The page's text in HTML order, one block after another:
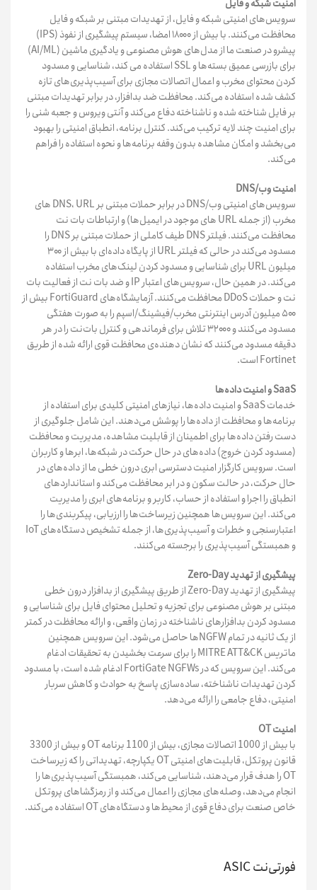
امنیت شبکه و فایل
سرویس‌های امنیتی شبکه و فایل، از تهدیدات مبتنی بر شبکه و فایل
محافظت می‌کنند. با بیش از ۱۸۰۰۰ امضا، سیستم پیشگیری از نفوذ (IPS)
پیشرو در صنعت ما از مدل‌های هوش مصنوعی و یادگیری ماشین (AI/ML)
برای بازرسی عمیق بسته‌ها و SSL استفاده می کند، شناسایی و مسدود
کردن محتوای مخرب و اعمال اتصالات مجازی برای آسیب‌پذیری‌های تازه
کشف شده استفاده می‌کند. محافظت ضد بدافزار، در برابر تهدیدات مبتنی
بر فایل شناخته شده و ناشناخته دفاع می‌کند و آنتی ویروس و جعبه شنی را
برای امنیت چند لایه ترکیب می‌کند. کنترل برنامه، انطباق امنیتی را بهبود
می‌بخشد و امکان مشاهده بدون وقفه برنامه‌ها و نحوه استفاده را فراهم
می‌کند.
امنیت وب/DNS
سرویس‌های امنیتی وب/DNS در برابر حملات مبتنی بر DNS، URL های
مخرب (از جمله URL های موجود در ایمیل‌ها) و ارتباطات بات نت
محافظت می‌کنند. فیلتر DNS طیف کاملی از حملات مبتنی بر DNS را
مسدود می‌کند در حالی که فیلتر URL از پایگاه داده‌ای با بیش از ۳۰۰
میلیون URL برای شناسایی و مسدود کردن لینک‌های مخرب استفاده
می‌کند. در همین حال، سرویس‌های اعتبار IP و ضد بات نت از فعالیت بات
نت و حملات DDoS محافظت می‌کنند. آزمایشگاه‌های FortiGuard بیش از
۵۰۰ میلیون آدرس اینترنتی مخرب/فیشینگ/اسپم را به صورت هفتگی
مسدود می‌کنند و ۳۲۰۰۰ تلاش برای فرماندهی و کنترل بات‌نت را در هر
دقیقه مسدود می‌کنند که نشان دهنده‌ی محافظت قوی ارائه شده از طریق
Fortinet است.
SaaS و امنیت داده‌ها
خدمات SaaS و امنیت داده‌ها، نیازهای امنیتی کلیدی برای استفاده از
برنامه‌ها و محافظت از داده‌ها را پوشش می‌دهند. این شامل جلوگیری از
دست رفتن داده‌ها برای اطمینان از قابلیت مشاهده، مدیریت و محافظت
(مسدود کردن خروج) داده‌های در حال حرکت در شبکه‌ها، ابرها و کاربران
است. سرویس کارگزار امنیت دسترسی ابری درون خطی ما از داده‌های در
حال حرکت، در حالت سکون و در ابر محافظت می‌کند و استانداردهای
انطباق را اجرا و استفاده از حساب، کاربر و برنامه‌های ابری را مدیریت
می‌کند. این سرویس‌ها همچنین زیرساخت‌ها را ارزیابی، پیکربندی‌ها را
اعتبارسنجی و خطرات و آسیب‌پذیری‌ها، از جمله تشخیص دستگاه‌های IoT
و همبستگی آسیب‌پذیری را برجسته می‌کنند.
پیشگیری از تهدید Zero-Day
پیشگیری از تهدید Zero-Day از طریق پیشگیری از بدافزار درون خطی
مبتنی بر هوش مصنوعی برای تجزیه و تحلیل محتوای فایل برای شناسایی و
مسدود کردن بدافزارهای ناشناخته در زمان واقعی، و ارائه محافظت در کمتر
از یک ثانیه در تمام NGFWها حاصل می‌شود. این سرویس همچنین
ماتریس MITRE ATT&CK را برای سرعت بخشیدن به تحقیقات ادغام
می‌کند. این سرویس که در FortiGate NGFWs ادغام شده است، با مسدود
کردن تهدیدات ناشناخته، ساده‌سازی پاسخ به حوادث و کاهش سربار
امنیتی، دفاع جامعی را ارائه می‌دهد.
امنیت OT
با بیش از 1000 اتصالات مجازی، بیش از 1100 برنامه OT و بیش از 3300
قانون پروتکل، قابلیت‌های امنیتی OT یکپارچه، تهدیداتی را که زیرساخت
OT را هدف قرار می‌دهند، شناسایی می‌کند، همبستگی آسیب‌پذیری‌ها را
انجام می‌دهد، وصله‌های مجازی را اعمال می‌کند و از رمزگشاهای پروتکل
خاص صنعت برای دفاع قوی از محیط‌ها و دستگاه‌های OT استفاده می‌کند.
فورتی‌نت ASIC